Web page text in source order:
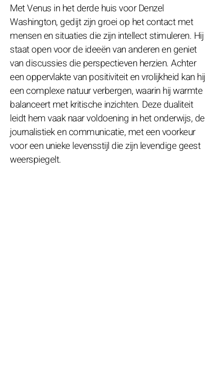
Met Venus in het derde huis voor Denzel
Washington, gedijt zijn groei op het contact met
mensen en situaties die zijn intellect stimuleren. Hij
staat open voor de ideeën van anderen en geniet
van discussies die perspectieven herzien. Achter
een oppervlakte van positiviteit en vrolijkheid kan hij
een complexe natuur verbergen, waarin hij warmte
balanceert met kritische inzichten. Deze dualiteit
leidt hem vaak naar voldoening in het onderwijs, de
journalistiek en communicatie, met een voorkeur
voor een unieke levensstijl die zijn levendige geest
weerspiegelt.